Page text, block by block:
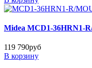
Midea MCD1-36HRN1-
119 790руб
В корзину